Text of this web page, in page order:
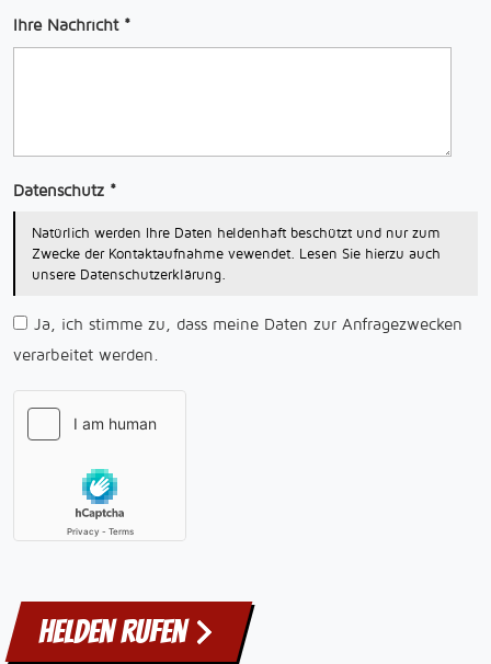
Ihre Nachricht *
Datenschutz *
Natürlich werden Ihre Daten heldenhaft beschützt und nur zum
Zwecke der Kontaktaufnahme vewendet. Lesen Sie hierzu auch
unsere Datenschutzerklärung.
Ja, ich stimme zu, dass meine Daten zur Anfragezwecken
verarbeitet werden.
Helden rufen